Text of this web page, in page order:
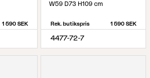
1 590 SEK
W59 D73 H109 cm
Rek. butikspris 1 590 SEK
4477-72-7